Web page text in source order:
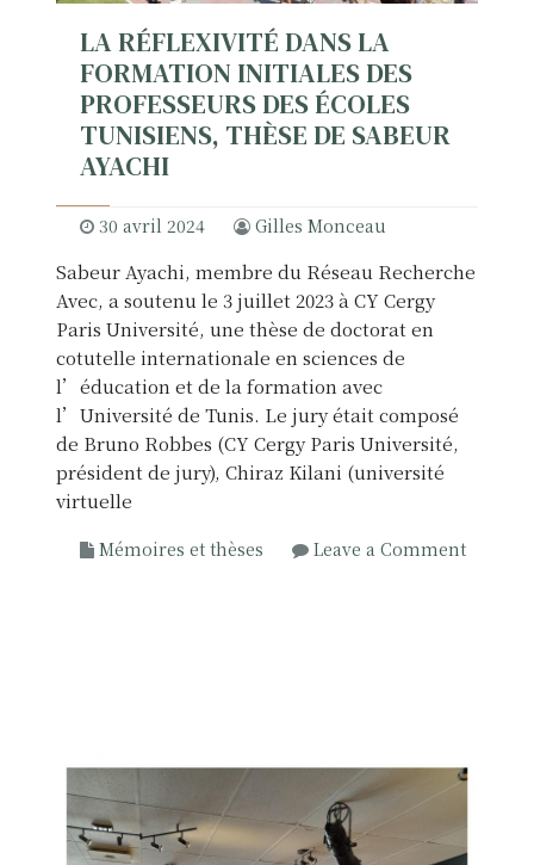
LA RÉFLEXIVITÉ DANS LA
FORMATION INITIALES DES
PROFESSEURS DES ÉCOLES
TUNISIENS, THÈSE DE SABEUR
AYACHI
30 avril 2024 Gilles Monceau
Sabeur Ayachi, membre du Réseau Recherche
Avec, a soutenu le 3 juillet 2023 à CY Cergy
Paris Université, une thèse de doctorat en
cotutelle internationale en sciences de
l’éducation et de la formation avec
l’Université de Tunis. Le jury était composé
de Bruno Robbes (CY Cergy Paris Université,
président de jury), Chiraz Kilani (université
virtuelle
Mémoires et thèses
Leave a Comment
l
e
x